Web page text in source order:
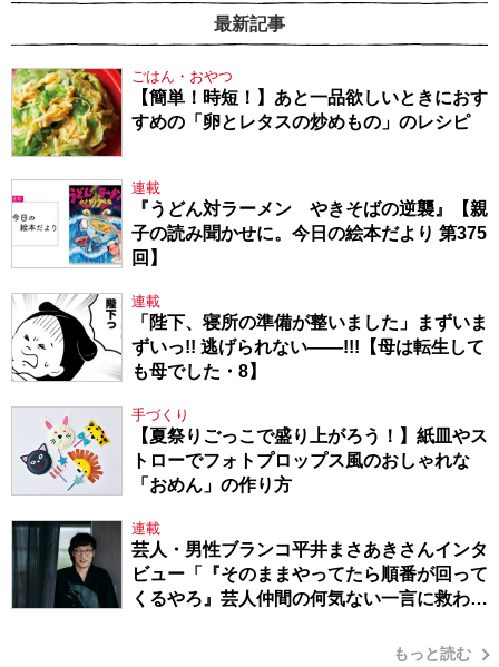
最新記事
ごはん・おやつ
【簡単！時短！】あと一品欲しいときにおす
すめの「卵とレタスの炒めもの」のレシピ
連載
『うどん対ラーメン やきそばの逆襲』【親
子の読み聞かせに。今日の絵本だより 第375
回】
連載
「陛下、寝所の準備が整いました」まずいま
ずいっ!! 逃げられない――!!!【母は転生して
も母でした・8】
手づくり
【夏祭りごっこで盛り上がろう！】紙皿やス
トローでフォトプロップス風のおしゃれな
「おめん」の作り方
連載
芸人・男性ブランコ平井まさあきさんインタ
ビュー「『そのままやってたら順番が回って
くるやろ』芸人仲間の何気ない一言に救われ
もっと読む